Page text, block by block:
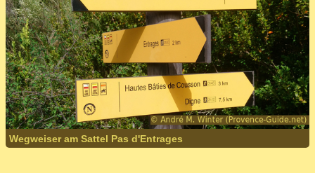
Wegweiser am Sattel Pas d'Entrages